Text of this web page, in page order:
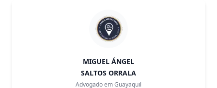
MIGUEL ÁNGEL
SALTOS ORRALA
Advogado emGuayaquil